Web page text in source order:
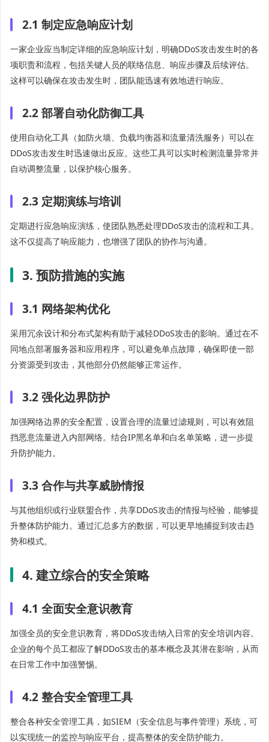
2.1 制定应急响应计划
一家企业应当制定详细的应急响应计划，明确DDoS攻击发生时的各
项职责和流程，包括关键人员的联络信息、响应步骤及后续评估。
这样可以确保在攻击发生时，团队能迅速有效地进行响应。
2.2 部署自动化防御工具
使用自动化工具（如防火墙、负载均衡器和流量清洗服务）可以在
DDoS攻击发生时迅速做出反应。这些工具可以实时检测流量异常并
自动调整流量，以保护核心服务。
2.3 定期演练与培训
定期进行应急响应演练，使团队熟悉处理DDoS攻击的流程和工具。
这不仅提高了响应能力，也增强了团队的协作与沟通。
3. 预防措施的实施
3.1 网络架构优化
采用冗余设计和分布式架构有助于减轻DDoS攻击的影响。通过在不
同地点部署服务器和应用程序，可以避免单点故障，确保即使一部
分资源受到攻击，其他部分仍然能够正常运作。
3.2 强化边界防护
加强网络边界的安全配置，设置合理的流量过滤规则，可以有效阻
挡恶意流量进入内部网络。结合IP黑名单和白名单策略，进一步提
升防护能力。
3.3 合作与共享威胁情报
与其他组织或行业联盟合作，共享DDoS攻击的情报与经验，能够提
升整体防护能力。通过汇总多方的数据，可以更早地捕捉到攻击趋
势和模式。
4. 建立综合的安全策略
4.1 全面安全意识教育
加强全员的安全意识教育，将DDoS攻击纳入日常的安全培训内容。
企业的每个员工都应了解DDoS攻击的基本概念及其潜在影响，从而
在日常工作中加强警惕。
4.2 整合安全管理工具
整合各种安全管理工具，如SIEM（安全信息与事件管理）系统，可
以实现统一的监控与响应平台，提高整体的安全防护能力。